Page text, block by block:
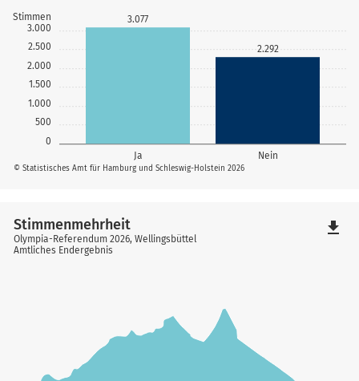
0
500
1.000
1.500
2.000
2.500
3.000
Stimmen
Ja Nein
3.077
2.292
© Statistisches Amt für Hamburg und Schleswig-Holstein 2026
Stimmenmehrheit
Olympia-Referendum 2026, Wellingsbüttel
Amtliches Endergebnis
file_download